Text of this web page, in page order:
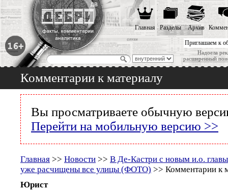
Приглашаем к
Надоела
расширенный
Главная Разделы Архив
Комментарии к материалу
Вы просматриваете обычную
Перейти на мобильную версию >>
Главная >> Новости >> В Де-Кастри с новым и.о.
уже расчищены все улицы (ФОТО) >> Комментарии к
Юрист